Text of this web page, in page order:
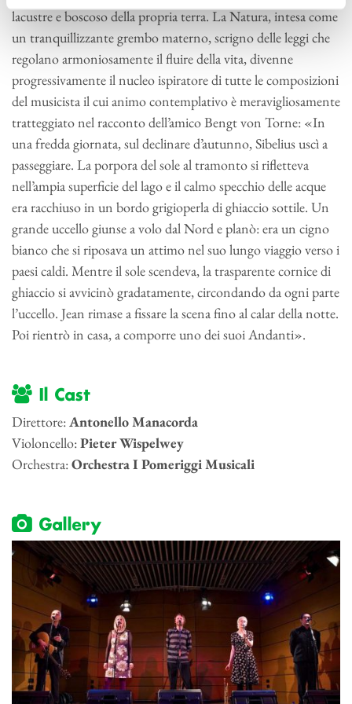
lacustre e boscoso della propria terra. La Natura, intesa come
un tranquillizzante grembo materno, scrigno delle leggi che
regolano armoniosamente il fluire della vita, divenne
progressivamente il nucleo ispiratore di tutte le composizioni
del musicista il cui animo contemplativo è meravigliosamente
tratteggiato nel racconto dell’amico Bengt von Torne: «In
una fredda giornata, sul declinare d’autunno, Sibelius uscì a
passeggiare. La porpora del sole al tramonto si rifletteva
nell’ampia superficie del lago e il calmo specchio delle acque
era racchiuso in un bordo grigioperla di ghiaccio sottile. Un
grande uccello giunse a volo dal Nord e planò: era un cigno
bianco che si riposava un attimo nel suo lungo viaggio verso i
paesi caldi. Mentre il sole scendeva, la trasparente cornice di
ghiaccio si avvicinò gradatamente, circondando da ogni parte
l’uccello. Jean rimase a fissare la scena fino al calar della notte.
Poi rientrò in casa, a comporre uno dei suoi Andanti».
Il Cast
Direttore:Antonello Manacorda
Violoncello:Pieter Wispelwey
Orchestra:Orchestra I Pomeriggi Musicali
Gallery